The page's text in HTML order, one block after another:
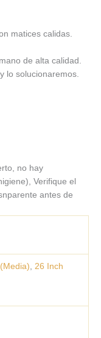
matices calidas.
de alta calidad.
lo solucionaremos.
no hay
Verifique el
antes de
, 26 Inch